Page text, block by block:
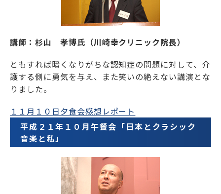
背景色変更
講師：杉山 孝博氏（川崎幸クリニック院長）
ともすれば暗くなりがちな認知症の問題に対して、介
護する側に勇気を与え、また笑いの絶えない講演とな
りました。
１１月１０日夕食会感想レポート
平成２１年１０月午餐会「日本とクラシック
音楽と私」